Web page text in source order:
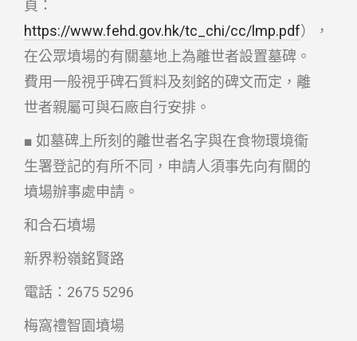
頁：
https://www.fehd.gov.hk/tc_chi/cc/lmp.pdf），
在公眾墳場的有關墓地上為離世者設置墓碑。
費用一般視乎碑石質料及刻銘的碑文而定，離
世者親屬可與石廠自行安排。
■ 如墓碑上所刻的離世者名字與在食物環境衞
生署登記的有所不同，申請人須事先向有關的
墳場辦事處申請。
和合石墳場
新界粉嶺銘賢路
電話：2675 5296
梅窩禮智園墳場